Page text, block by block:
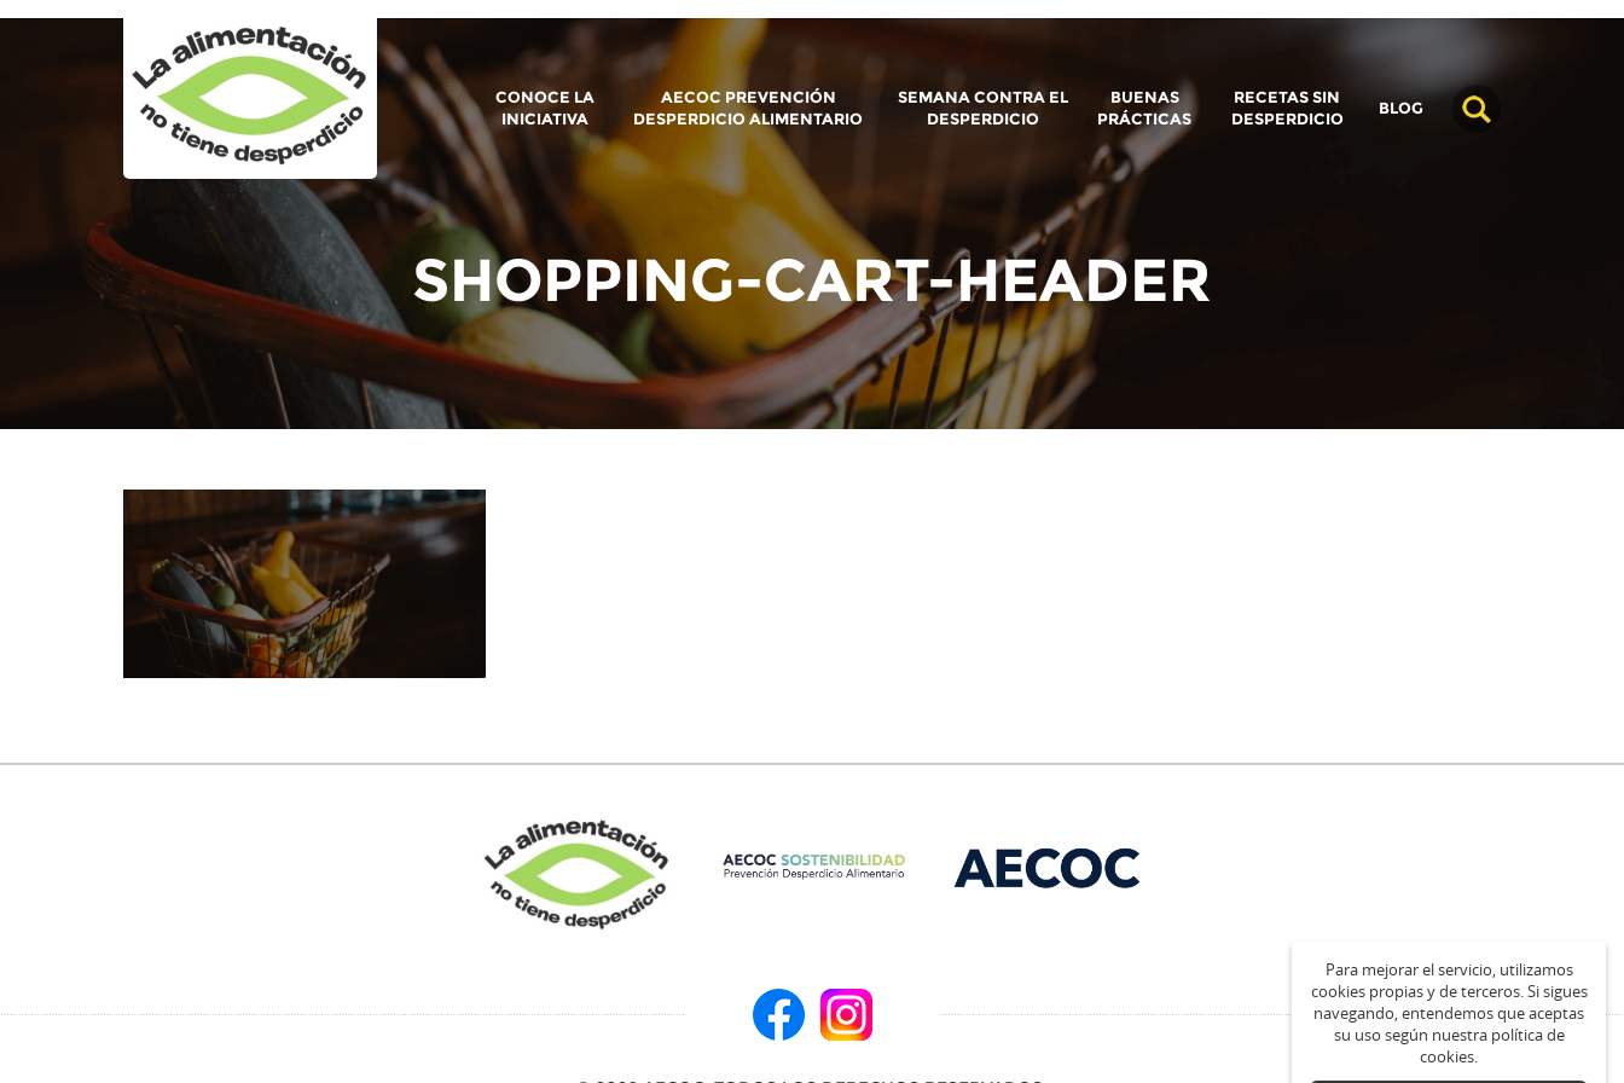
CONOCE LA
INICIATIVA
AECOC PREVENCIÓN
DESPERDICIO ALIMENTARIO
SEMANA CONTRA EL
DESPERDICIO
BUENAS
PRÁCTICAS
RECETAS SIN
DESPERDICIO
BLOG
SHOPPING-CART-HEADER
Para mejorar el servicio, utilizamos
cookies propias y de terceros. Si sigues
navegando, entendemos que aceptas
su uso según nuestra política de
cookies.